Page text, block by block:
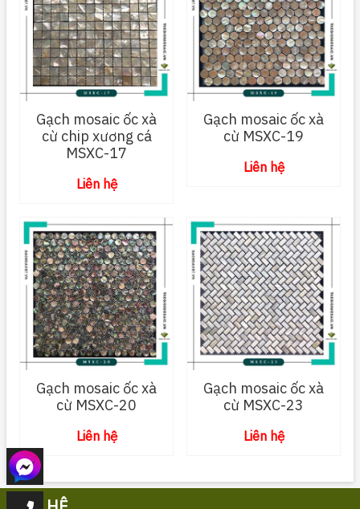
Gạch mosaic ốc xà
cừ chip xương cá
MSXC-17
Liên hệ
Gạch mosaic ốc xà
cừ MSXC-19
Liên hệ
Gạch mosaic ốc xà
cừ MSXC-20
Liên hệ
Gạch mosaic ốc xà
cừ MSXC-23
Liên hệ